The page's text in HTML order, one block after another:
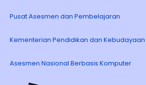
Pusat Asesmen dan Pembelajaran
Kementerian Pendidikan dan Kebudayaan
Asesmen Nasional Berbasis Komputer